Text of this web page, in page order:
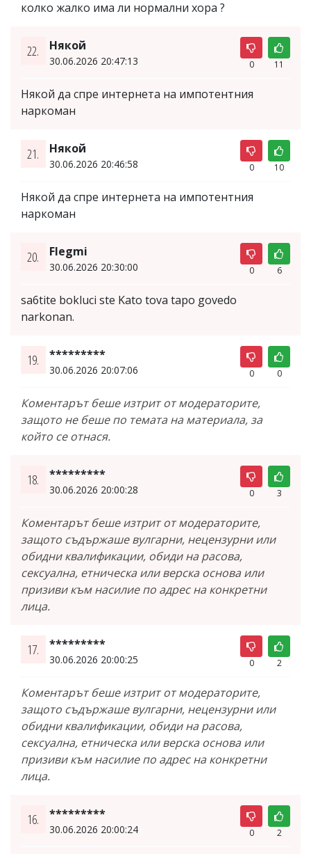
колко жалко има ли нормални хора ?
22. Някой
30.06.2026 20:47:13 0 11
Някой да спре интернета на импотентния
наркоман
21. Някой
30.06.2026 20:46:58 0 10
Някой да спре интернета на импотентния
наркоман
20. Flegmi
30.06.2026 20:30:00 0 6
sa6tite bokluci ste Kato tova tapo govedo
narkonan.
19. *********
30.06.2026 20:07:06 0 0
Коментарът беше изтрит от модераторите,
защото не беше по темата на материала, за
който се отнася.
18. *********
30.06.2026 20:00:28 0 3
Коментарът беше изтрит от модераторите,
защото съдържаше вулгарни, нецензурни или
обидни квалификации, обиди на расова,
сексуална, етническа или верска основа или
призиви към насилие по адрес на конкретни
лица.
17. *********
30.06.2026 20:00:25 0 2
Коментарът беше изтрит от модераторите,
защото съдържаше вулгарни, нецензурни или
обидни квалификации, обиди на расова,
сексуална, етническа или верска основа или
призиви към насилие по адрес на конкретни
лица.
16. *********
30.06.2026 20:00:24 0 2